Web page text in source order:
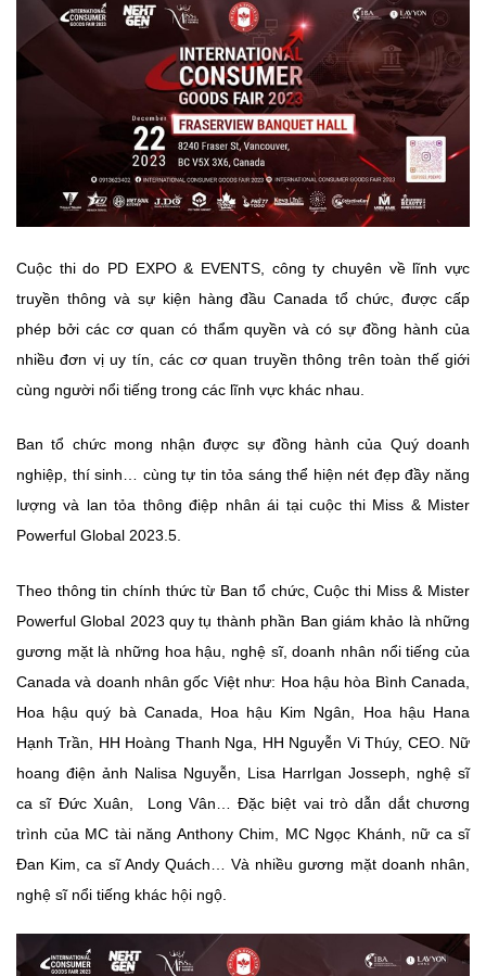
Cuộc thi do PD EXPO & EVENTS, công ty chuyên về lĩnh vực
truyền thông và sự kiện hàng đầu Canada tổ chức, được cấp
phép bởi các cơ quan có thẩm quyền và có sự đồng hành của
nhiều đơn vị uy tín, các cơ quan truyền thông trên toàn thế giới
cùng người nổi tiếng trong các lĩnh vực khác nhau.
Ban tổ chức mong nhận được sự đồng hành của Quý doanh
nghiệp, thí sinh… cùng tự tin tỏa sáng thể hiện nét đẹp đầy năng
lượng và lan tỏa thông điệp nhân ái tại cuộc thi Miss & Mister
Powerful Global 2023.5.
Theo thông tin chính thức từ Ban tổ chức, Cuộc thi Miss & Mister
Powerful Global 2023 quy tụ thành phần Ban giám khảo là những
gương mặt là những hoa hậu, nghệ sĩ, doanh nhân nổi tiếng của
Canada và doanh nhân gốc Việt như: Hoa hậu hòa Bình Canada,
Hoa hậu quý bà Canada, Hoa hậu Kim Ngân, Hoa hậu Hana
Hạnh Trần, HH Hoàng Thanh Nga, HH Nguyễn Vi Thúy, CEO. Nữ
hoang điện ảnh Nalisa Nguyễn, Lisa Harrlgan Josseph, nghệ sĩ
ca sĩ Đức Xuân, Long Vân… Đặc biệt vai trò dẫn dắt chương
trình của MC tài năng Anthony Chim, MC Ngọc Khánh, nữ ca sĩ
Đan Kim, ca sĩ Andy Quách… Và nhiều gương mặt doanh nhân,
nghệ sĩ nổi tiếng khác hội ngộ.